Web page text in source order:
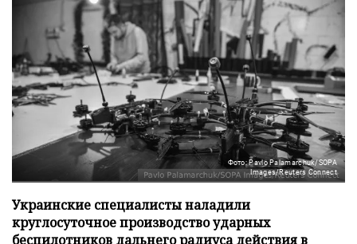
Фото: Pavlo Palamarchuk/SOPA
Images/Reuters Connect
Украинские специалисты наладили
круглосуточное производство ударных
беспилотников дальнего радиуса действия в